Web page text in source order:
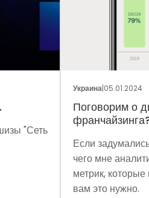
рынка
над вопросом «А для
вот несколько
понять, зачем
мы